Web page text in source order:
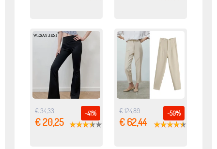
-41%
€ 34,33
€ 20,25
-50%
€ 124,89
€ 62,44